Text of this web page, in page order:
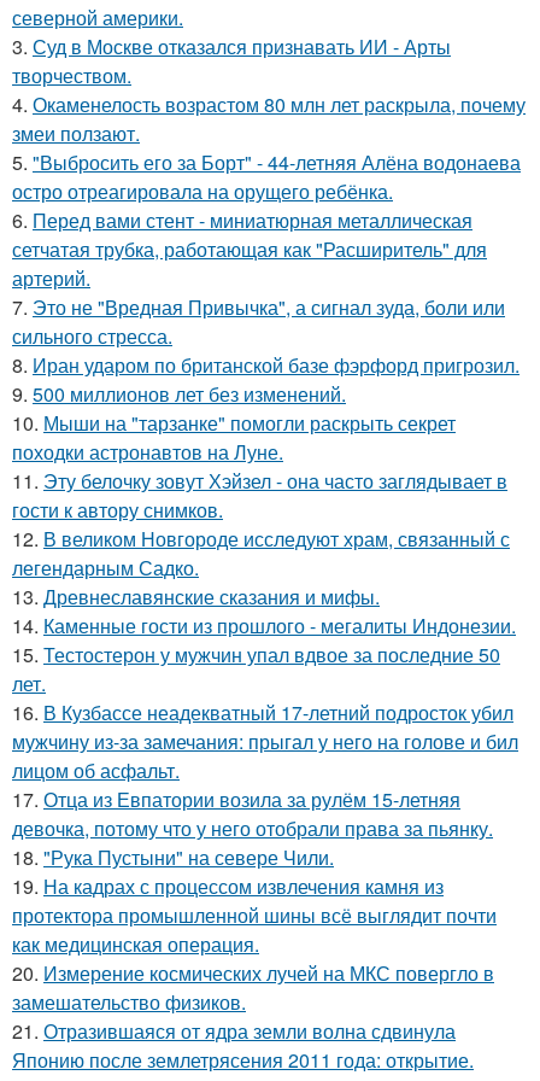
северной америки.
3. Суд в Москве отказался признавать ИИ - Арты
творчеством.
4. Окаменелость возрастом 80 млн лет раскрыла, почему
змеи ползают.
5. "Выбросить его за Борт" - 44-летняя Алёна водонаева
остро отреагировала на орущего ребёнка.
6. Перед вами стент - миниатюрная металлическая
сетчатая трубка, работающая как "Расширитель" для
артерий.
7. Это не "Вредная Привычка", а сигнал зуда, боли или
сильного стресса.
8. Иран ударом по британской базе фэрфорд пригрозил.
9. 500 миллионов лет без изменений.
10. Мыши на "тарзанке" помогли раскрыть секрет
походки астронавтов на Луне.
11. Эту белочку зовут Хэйзел - она часто заглядывает в
гости к автору снимков.
12. В великом Новгороде исследуют храм, связанный с
легендарным Садко.
13. Древнеславянские сказания и мифы.
14. Каменные гости из прошлого - мегалиты Индонезии.
15. Тестостерон у мужчин упал вдвое за последние 50
лет.
16. В Кузбассе неадекватный 17-летний подросток убил
мужчину из-за замечания: прыгал у него на голове и бил
лицом об асфальт.
17. Отца из Евпатории возила за рулём 15-летняя
девочка, потому что у него отобрали права за пьянку.
18. "Рука Пустыни" на севере Чили.
19. На кадрах с процессом извлечения камня из
протектора промышленной шины всё выглядит почти
как медицинская операция.
20. Измерение космических лучей на МКС повергло в
замешательство физиков.
21. Отразившаяся от ядра земли волна сдвинула
Японию после землетрясения 2011 года: открытие.